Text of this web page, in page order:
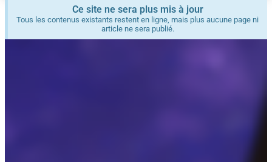
Ce site ne sera plus mis à jour
Tous les contenus existants restent en ligne, mais plus aucune page ni
article ne sera publié.